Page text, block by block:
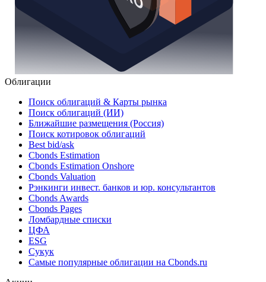
Облигации
Поиск облигаций & Карты рынка
Поиск облигаций (ИИ)
Ближайшие размещения (Россия)
Поиск котировок облигаций
Best bid/ask
Cbonds Estimation
Cbonds Estimation Onshore
Cbonds Valuation
Рэнкинги инвест. банков и юр. консультантов
Cbonds Awards
Cbonds Pages
Ломбардные списки
ЦФА
ESG
Сукук
Самые популярные облигации на Cbonds.ru